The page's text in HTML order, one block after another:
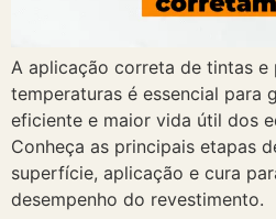
A aplicação correta de tintas e
temperaturas é essencial para
eficiente e maior vida útil dos
Conheça as principais etapas
superfície, aplicação e cura
desempenho do revestimento.